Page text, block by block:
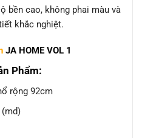
bền cao, không phai màu và
khắc nghiệt.
JA HOME VOL 1
Phẩm:
rộng 92cm